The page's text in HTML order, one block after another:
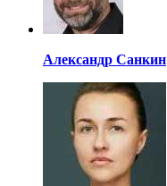
Александр Санкин